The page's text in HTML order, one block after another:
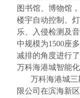
图书馆、博物馆
楼宇自动控制、
乐、入侵检测及
中规模为1500座
减排的角度进行
万科海港城智能
万科海港城三
限公司在滨海新